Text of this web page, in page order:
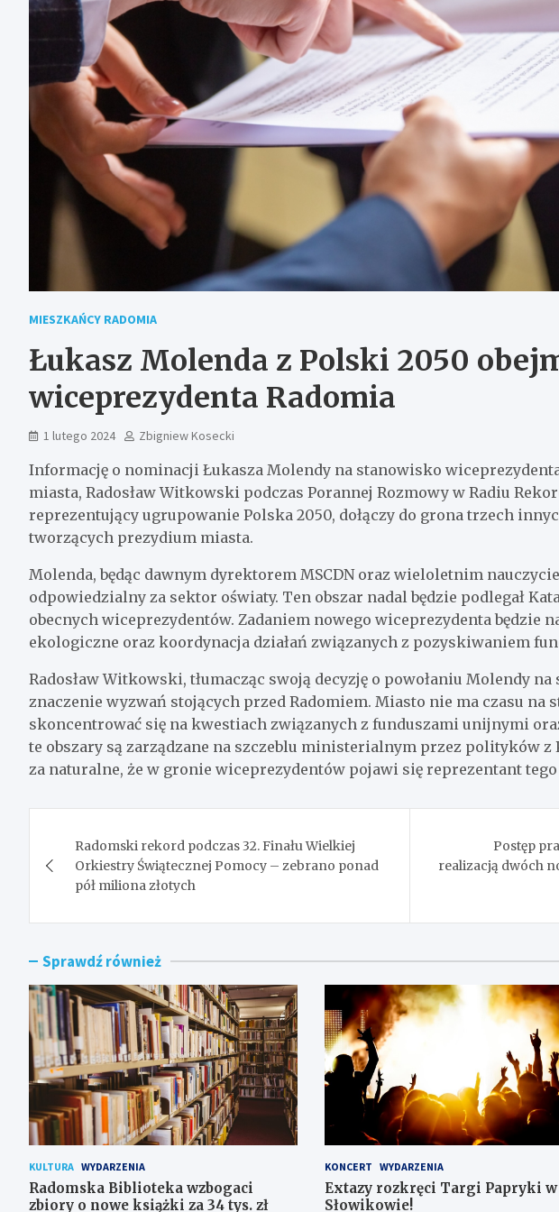
MIESZKAŃCY RADOMIA
Łukasz Molenda z Polski 2050
wiceprezydenta Radomia
1 lutego 2024 Zbigniew Kosecki
Informację o nominacji Łukasza Molendy na stanowisko
miasta, Radosław Witkowski podczas Porannej Rozmowy w Radiu
reprezentujący ugrupowanie Polska 2050, dołączy do grona trzech
tworzących prezydium miasta.
Molenda, będąc dawnym dyrektorem MSCDN oraz wieloletnim
odpowiedzialny za sektor oświaty. Ten obszar nadal będzie podlegał
obecnych wiceprezydentów. Zadaniem nowego wiceprezydenta będzie
ekologiczne oraz koordynacja działań związanych z pozyskiwaniem
Radosław Witkowski, tłumacząc swoją decyzję o powołaniu Molendy
znaczenie wyzwań stojących przed Radomiem. Miasto nie ma czasu na
skoncentrować się na kwestiach związanych z funduszami unijnymi
te obszary są zarządzane na szczeblu ministerialnym przez polityków z
za naturalne, że w gronie wiceprezydentów pojawi się reprezentant
wpisu
Radomski rekord podczas 32. Finału Wielkiej
Orkiestry Świątecznej Pomocy – zebrano ponad
pół miliona złotych
Postęp
realizacją dwóch
Sprawdź również
KULTURA WYDARZENIA
Radomska Biblioteka wzbogaci
zbiory o nowe książki za 34 tys. zł
KONCERT WYDARZENIA
Extazy rozkręci Targi Papryki w
Słowikowie!